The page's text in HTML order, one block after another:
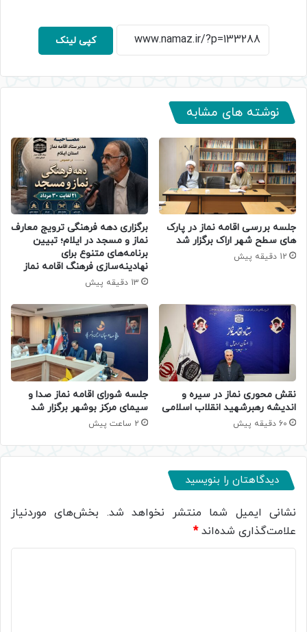
کپی لینک
نوشته های مشابه
جلسه بررسی اقامه نماز در پارک
های سطح شهر اراک برگزار شد
12 دقیقه پیش
برگزاری دهه فرهنگی ترویج معارف
نماز و مسجد در ایلام؛ تبیین
برنامه‌های متنوع برای
نهادینه‌سازی فرهنگ اقامه نماز
13 دقیقه پیش
نقش محوری نماز در سیره و
اندیشه رهبرشهید انقلاب اسلامی
60 دقیقه پیش
جلسه شورای اقامه نماز صدا و
سیمای مرکز بوشهر برگزار شد
2 ساعت پیش
دیدگاهتان را بنویسید
نشانی ایمیل شما منتشر نخواهد شد. بخش‌های موردنیاز
علامت‌گذاری شده‌اند*